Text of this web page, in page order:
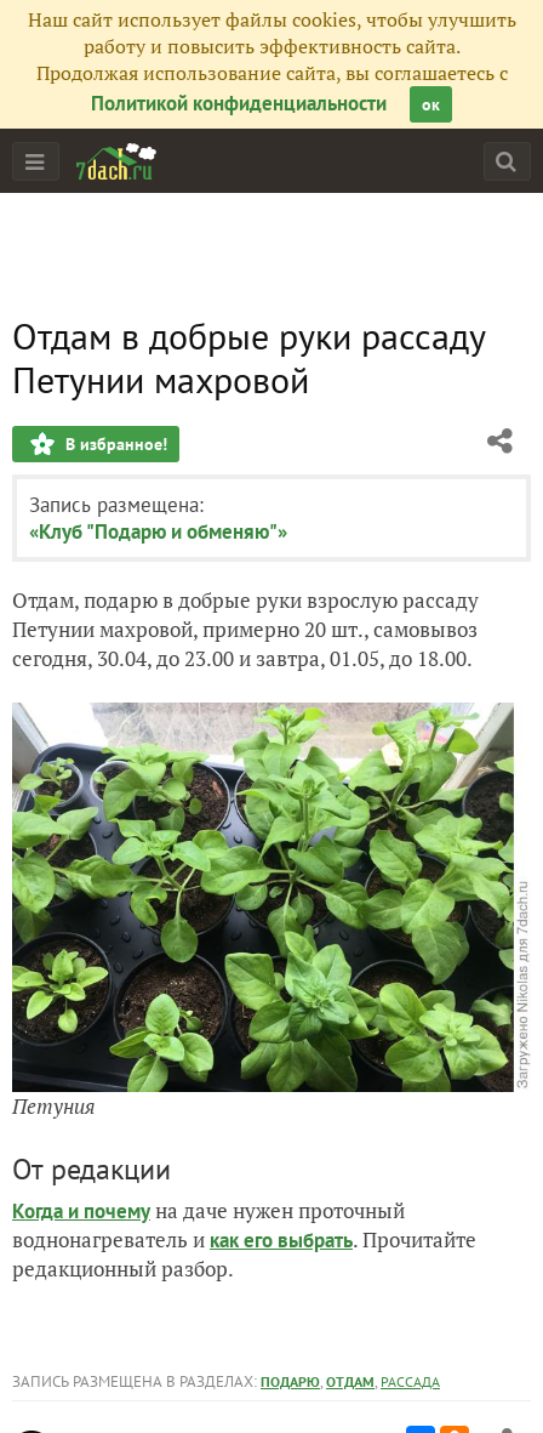
Наш сайт использует файлы cookies, чтобы улучшить
работу и повысить эффективность сайта.
Продолжая использование сайта, вы соглашаетесь с
Политикой конфиденциальности
ок
Отдам в добрые руки рассаду
Петунии махровой
В избранное!
Запись размещена:
«Клуб "Подарю и обменяю"»
Отдам, подарюв добрые руки взрослую рассаду
Петунии махровой, примерно 20 шт., самовывоз
сегодня, 30.04, до 23.00 и завтра, 01.05, до 18.00.
Петуния
От редакции
Когда и почемуна даче нужен проточный
воднонагреватель и как его выбрать. Прочитайте
редакционный разбор.
ЗАПИСЬ РАЗМЕЩЕНА В РАЗДЕЛАХ: ПОДАРЮ, ОТДАМ, РАССАДА